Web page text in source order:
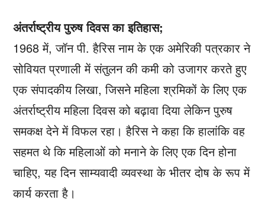
अंतर्राष्ट्रीय पुरुष दिवस का इतिहास;
1968 में, जॉन पी. हैरिस नाम के एक अमेरिकी पत्रकार ने
सोवियत प्रणाली में संतुलन की कमी को उजागर करते हुए
एक संपादकीय लिखा, जिसने महिला श्रमिकों के लिए एक
अंतर्राष्ट्रीय महिला दिवस को बढ़ावा दिया लेकिन पुरुष
समकक्ष देने में विफल रहा। हैरिस ने कहा कि हालांकि वह
सहमत थे कि महिलाओं को मनाने के लिए एक दिन होना
चाहिए, यह दिन साम्यवादी व्यवस्था के भीतर दोष के रूप में
कार्य करता है।